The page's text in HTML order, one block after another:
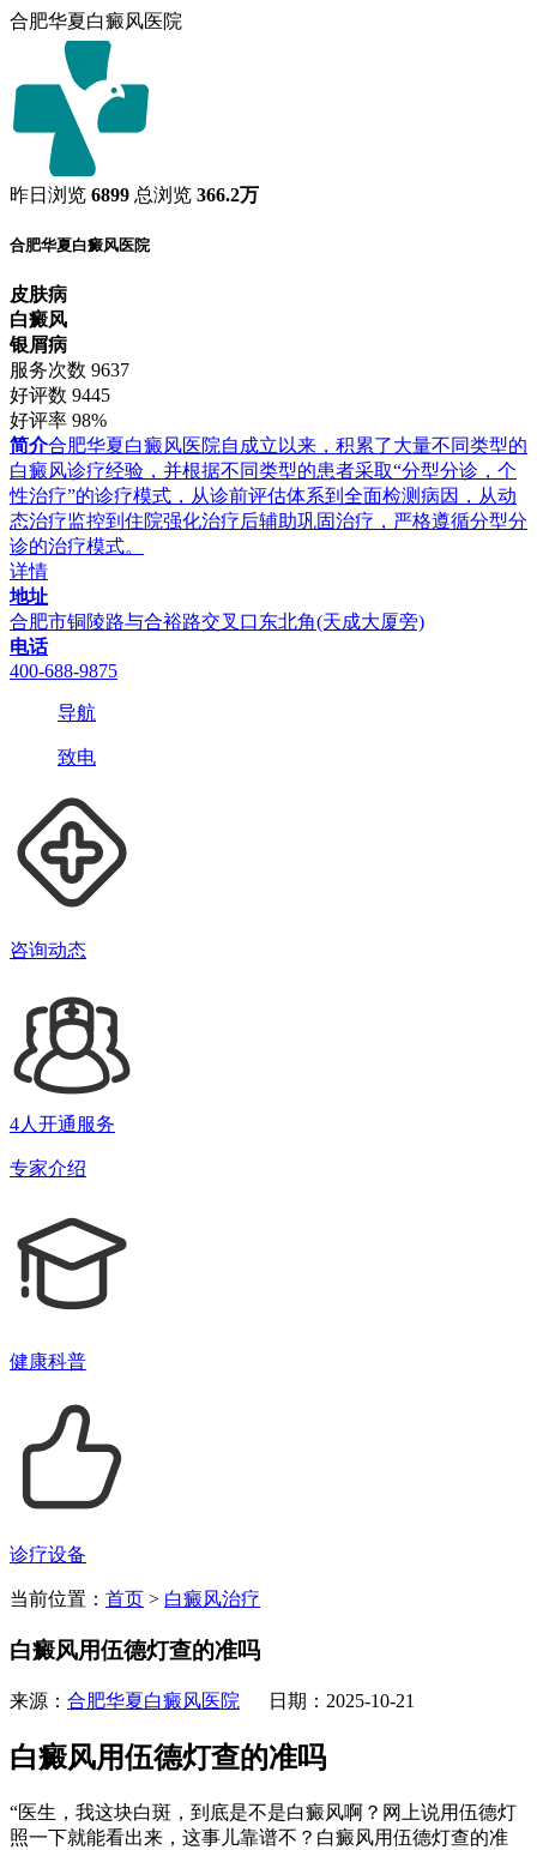
合肥华夏白癜风医院
昨日浏览 6899 总浏览 366.2万
合肥华夏白癜风医院
皮肤病
白癜风
银屑病
服务次数 9637
好评数 9445
好评率 98%
简介合肥华夏白癜风医院自成立以来，积累了大量不同类型的
白癜风诊疗经验，并根据不同类型的患者采取“分型分诊，个
性治疗”的诊疗模式，从诊前评估体系到全面检测病因，从动
态治疗监控到住院强化治疗后辅助巩固治疗，严格遵循分型分
诊的治疗模式。
详情
地址
合肥市铜陵路与合裕路交叉口东北角(天成大厦旁)
电话
400-688-9875
导航
致电
咨询动态
4人开通服务
专家介绍
健康科普
诊疗设备
当前位置： 首页 > 白癜风治疗
白癜风用伍德灯查的准吗
来源： 合肥华夏白癜风医院 日期：2025-10-21
白癜风用伍德灯查的准吗
“医生，我这块白斑，到底是不是白癜风啊？网上说用伍德灯
照一下就能看出来，这事儿靠谱不？白癜风用伍德灯查的准